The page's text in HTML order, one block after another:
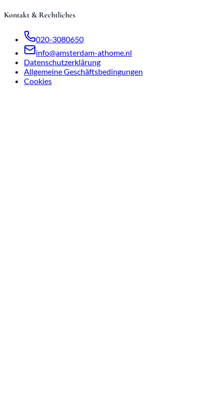
Kontakt & Rechtliches
020-3080650
info@amsterdam-athome.nl
Datenschutzerklärung
Allgemeine Geschäftsbedingungen
Cookies